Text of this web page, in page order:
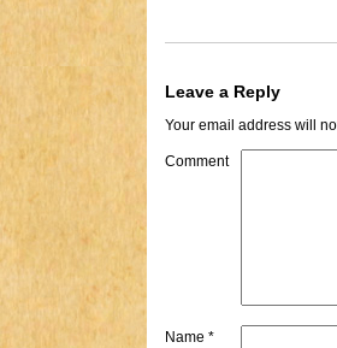
Leave a Reply
Your email address will
Comment
Name *